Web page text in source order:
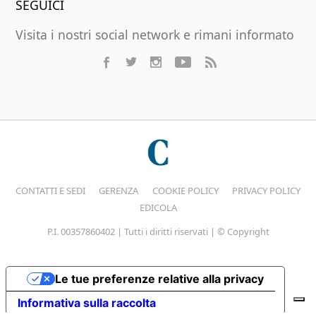
SEGUICI
Visita i nostri social network e rimani informato
CONTATTI E SEDI GERENZA COOKIE POLICY
PRIVACY POLICY
EDICOLA
P.I. 00357860402 | Tutti i diritti riservati | © Copyright
Informativa sulla raccolta
Le tue preferenze relative alla privacy